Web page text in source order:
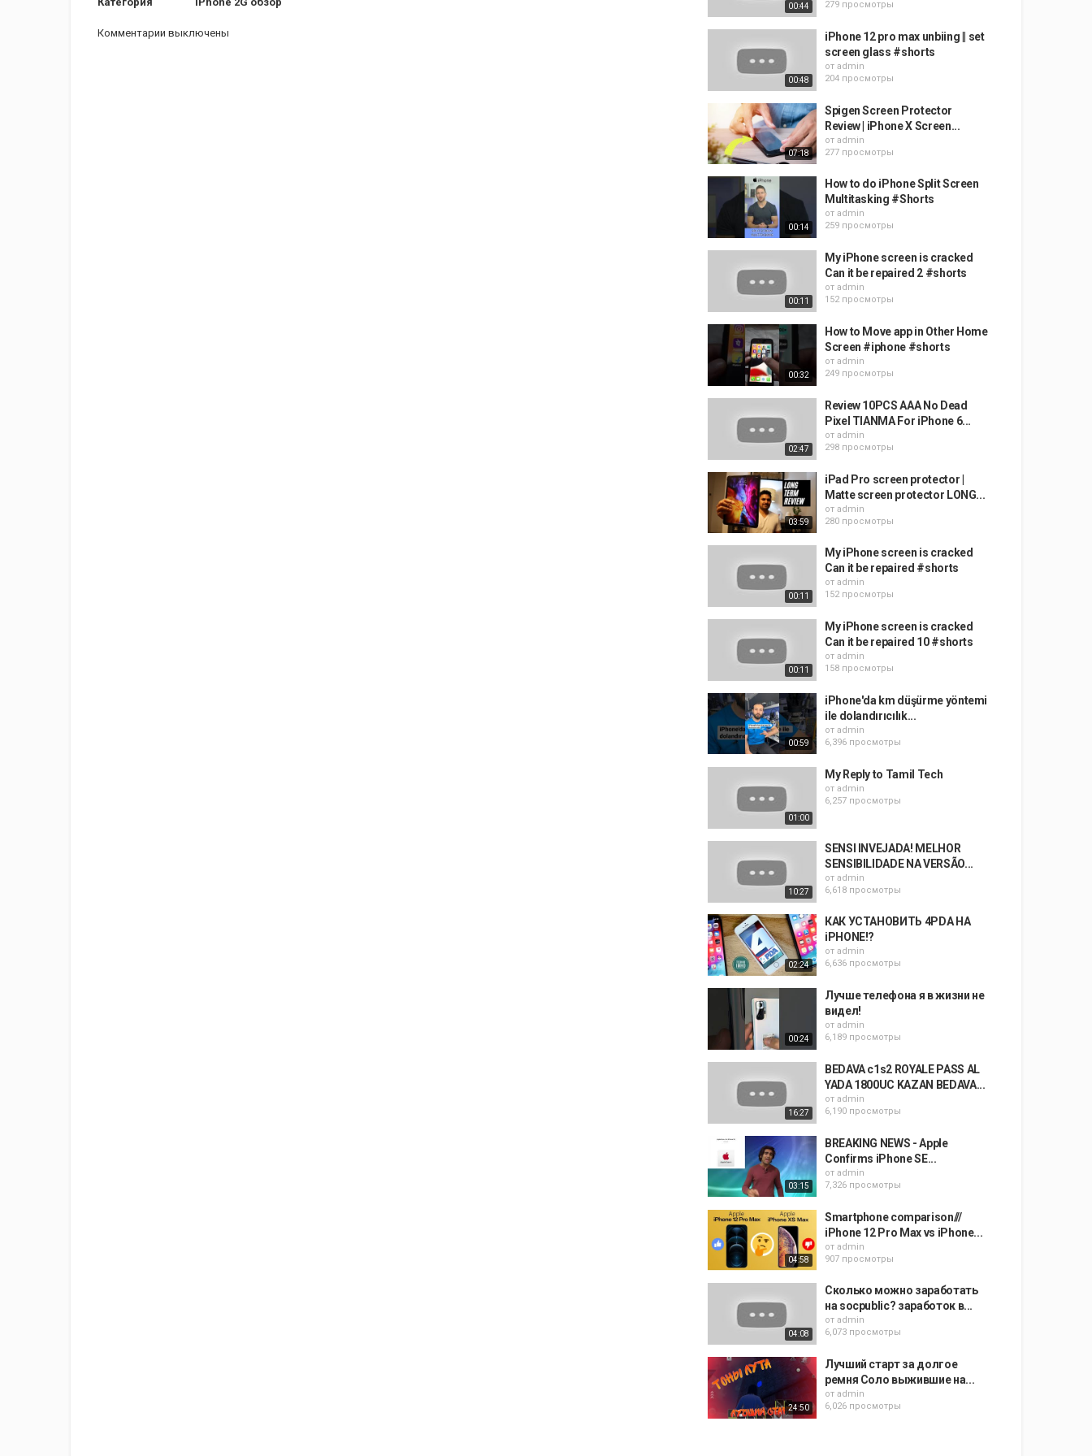
Комментарии выключены
00:44 279 просмотры
00:48
iPhone 12 pro max unbiing || set
screen glass #shorts
от admin
204 просмотры
07:18
Spigen Screen Protector
Review | iPhone X Screen...
от admin
277 просмотры
00:14
How to do iPhone Split Screen
Multitasking #Shorts
от admin
259 просмотры
00:11
My iPhone screen is cracked
Can it be repaired 2 #shorts
от admin
152 просмотры
00:32
How to Move app in Other Home
Screen #iphone #shorts
от admin
249 просмотры
02:47
Review 10PCS AAA No Dead
Pixel TIANMA For iPhone 6...
от admin
298 просмотры
03:59
iPad Pro screen protector |
Matte screen protector LONG...
от admin
280 просмотры
00:11
My iPhone screen is cracked
Can it be repaired #shorts
от admin
152 просмотры
00:11
My iPhone screen is cracked
Can it be repaired 10 #shorts
от admin
158 просмотры
00:59
iPhone'da km düşürme yöntemi
ile dolandırıcılık...
от admin
6,396 просмотры
01:00
My Reply to Tamil Tech
от admin
6,257 просмотры
10:27
SENSI INVEJADA! MELHOR
SENSIBILIDADE NA VERSÃO...
от admin
6,618 просмотры
02:24
КАК УСТАНОВИТЬ 4PDA НА
iPHONE!?
от admin
6,636 просмотры
00:24
Лучше телефона я в жизни не
видел!
от admin
6,189 просмотры
16:27
BEDAVA c1s2 ROYALE PASS AL
YADA 1800UC KAZAN BEDAVA...
от admin
6,190 просмотры
03:15
BREAKING NEWS - Apple
Confirms iPhone SE...
от admin
7,326 просмотры
04:58
Smartphone comparison///
iPhone 12 Pro Max vs iPhone...
от admin
907 просмотры
04:08
Сколько можно заработать
на socpublic? заработок в...
от admin
6,073 просмотры
24:50
Лучший старт за долгое
ремня Соло выжившие на...
от admin
6,026 просмотры